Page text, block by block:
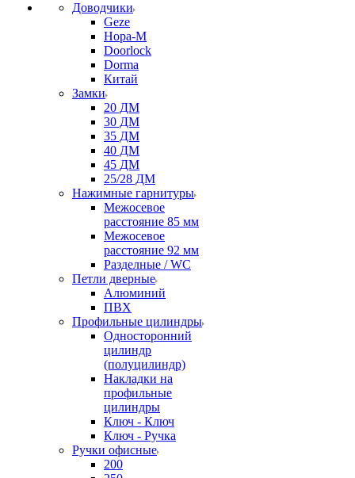
Доводчики
Geze
Нора-М
Doorlock
Dorma
Китай
Замки
20 ДМ
30 ДМ
35 ДМ
40 ДМ
45 ДМ
25/28 ДМ
Нажимные гарнитуры
Межосевое
расстояние 85 мм
Межосевое
расстояние 92 мм
Разделные / WC
Петли дверные
Алюминий
ПВХ
Профильные цилиндры
Односторонний
цилиндр
(полуцилиндр)
Накладки на
профильные
цилиндры
Ключ - Ключ
Ключ - Ручка
Ручки офисные
200